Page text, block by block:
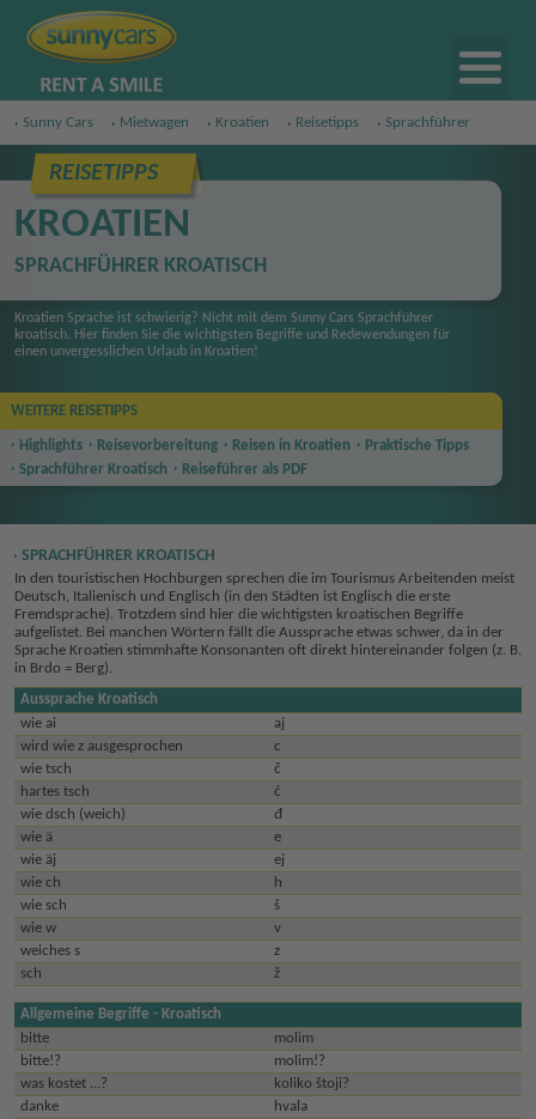
Sunny Cars Mietwagen Kroatien Reisetipps Sprachführer
REISETIPPS
KROATIEN
SPRACHFÜHRER KROATISCH
Kroatien Sprache ist schwierig? Nicht mit dem Sunny Cars Sprachführer
kroatisch. Hier finden Sie die wichtigsten Begriffe und Redewendungen für
einen unvergesslichen Urlaub in Kroatien!
WEITERE REISETIPPS
Highlights Reisevorbereitung Reisen in Kroatien
Praktische Tipps
Sprachführer Kroatisch
Reiseführer als PDF
SPRACHFÜHRER KROATISCH
In den touristischen Hochburgen sprechen die im Tourismus Arbeitenden meist
Deutsch, Italienisch und Englisch (in den Städten ist Englisch die erste
Fremdsprache). Trotzdem sind hier die wichtigsten kroatischen Begriffe
aufgelistet. Bei manchen Wörtern fällt die Aussprache etwas schwer, da in der
Sprache Kroatien stimmhafte Konsonanten oft direkt hintereinander folgen (z. B.
in Brdo = Berg).
Aussprache Kroatisch
wie ai
aj
wird wie z ausgesprochen
c
wie tsch
č
hartes tsch
ć
wie dsch (weich)
đ
wie ä
e
wie äj
ej
wie ch
h
wie sch
š
wie w
v
weiches s
z
sch
ž
Allgemeine Begriffe - Kroatisch
bitte
molim
bitte!?
molim!?
was kostet ...?
koliko štoji?
danke
hvala